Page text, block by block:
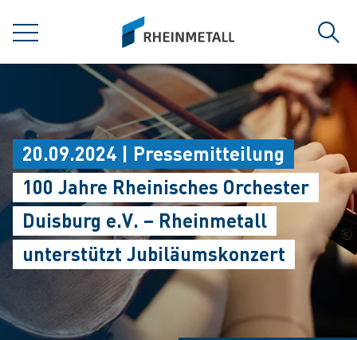
MENÜ
siteLogo
20.09.2024 | Pressemitteilung
100 Jahre Rheinisches Orchester
Duisburg e.V. – Rheinmetall
unterstützt Jubiläumskonzert